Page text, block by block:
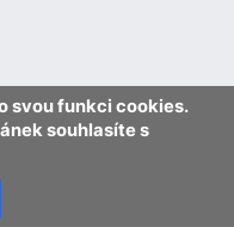
svou funkci cookies.
souhlasíte s